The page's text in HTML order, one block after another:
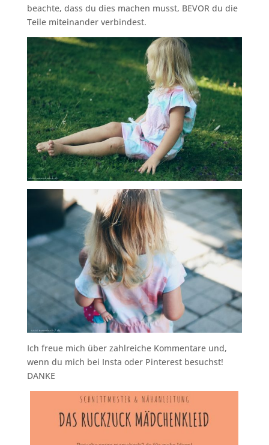
beachte, dass du dies machen musst, BEVOR du die
Teile miteinander verbindest.
Ich freue mich über zahlreiche Kommentare und,
wenn du mich bei Insta oder Pinterest besuchst!
DANKE